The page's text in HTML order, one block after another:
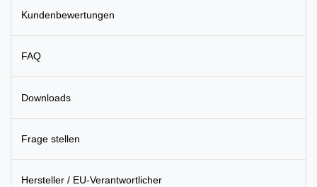
Kundenbewertungen
FAQ
Downloads
Frage stellen
Hersteller / EU-Verantwortlicher